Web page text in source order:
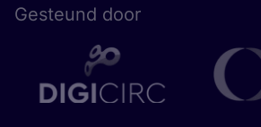
Gesteund door